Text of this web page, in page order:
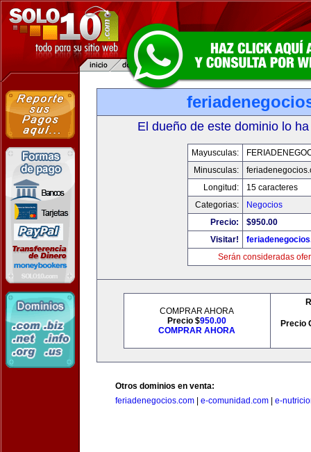
El dueño de este dominio lo
Mayusculas:
Minusculas:
Longitud:
15 caracteres
Categorias:
Negocios
Precio:
$950.00
Visitar!
Serán consideradas
COMPRAR AHORA
Precio $950.00
COMPRAR AHORA
Precio
Otros dominios en venta:
feriadenegocios.com
e-comunidad.com e-